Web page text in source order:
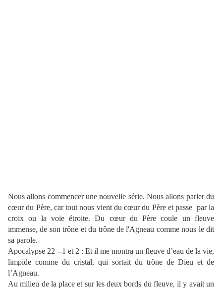
Nous allons commencer une nouvelle série. Nous allons parler du
cœur du Père, car tout nous vient du cœur du Père et passe par la
croix ou la voie étroite. Du cœur du Père coule un fleuve
immense, de son trône et du trône de l'Agneau comme nous le dit
sa parole.
Apocalypse 22 --1 et 2 : Et il me montra un fleuve d’eau de la vie,
limpide comme du cristal, qui sortait du trône de Dieu et de
l’Agneau.
Au milieu de la place et sur les deux bords du fleuve, il y avait un